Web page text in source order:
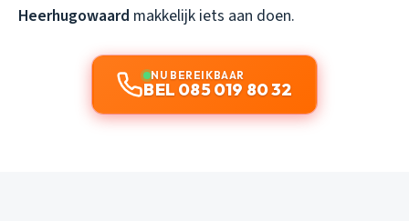
Heerhugowaard makkelijk iets aan doen.
NU BEREIKBAAR
BEL 085 019 80 32